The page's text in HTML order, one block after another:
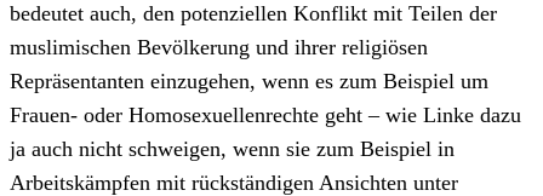
bedeutet auch, den potenziellen Konflikt mit Teilen der
muslimischen Bevölkerung und ihrer religiösen
Repräsentanten einzugehen, wenn es zum Beispiel um
Frauen- oder Homosexuellenrechte geht – wie Linke dazu
ja auch nicht schweigen, wenn sie zum Beispiel in
Arbeitskämpfen mit rückständigen Ansichten unter